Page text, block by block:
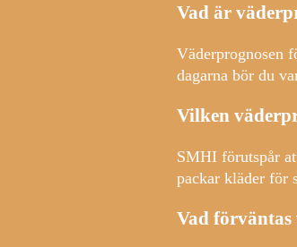
Vad är
Väderprognosen
dagarna bör du
Vilken
SMHI förutspår
packar kläder för
Vad